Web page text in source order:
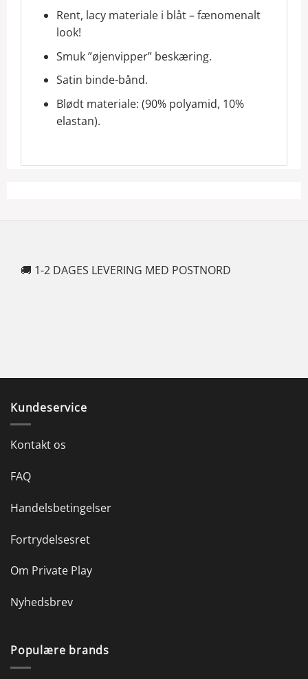
Rent, lacy materiale i blåt – fænomenalt
look!
Smuk ”øjenvipper” beskæring.
Satin binde-bånd.
Blødt materiale: (90% polyamid, 10%
elastan).
🚚 1-2 DAGES LEVERING MED POSTNORD
Kundeservice
Kontakt os
FAQ
Handelsbetingelser
Fortrydelsesret
Om Private Play
Nyhedsbrev
Populære brands